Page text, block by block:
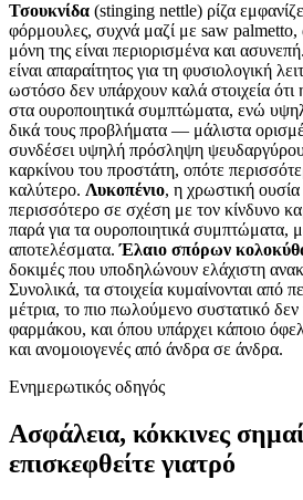
Τσουκνίδα (stinging nettle) ρίζα
φόρμουλες, συχνά μαζί με saw palmetto,
μόνη της είναι περιορισμένα και ασυνεπή.
είναι απαραίτητος για τη φυσιολογική
ωστόσο δεν υπάρχουν καλά στοιχεία
στα ουροποιητικά συμπτώματα, ενώ
δικά τους προβλήματα — μάλιστα
συνδέσει υψηλή πρόσληψη
καρκίνου του προστάτη, οπότε
καλύτερο. Λυκοπένιο, η χρωστική
περισσότερο σε σχέση με τον κίνδυνο
παρά για τα ουροποιητικά συμπτώματα,
αποτελέσματα.Έλαιο σπόρων
δοκιμές που υποδηλώνουν ελάχιστη
Συνολικά, τα στοιχεία κυμαίνονται από
μέτρια, το πιο πωλούμενο συστατικό δεν
φαρμάκου, και όπου υπάρχει κάποιο
και ανομοιογενές από άνδρα σε άνδρα.
Ενημερωτικός οδηγός
Ασφάλεια, κόκκινες
επισκεφθείτε γιατρό